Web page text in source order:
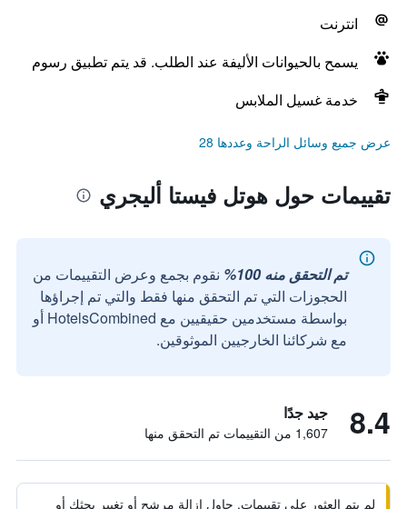
انترنت
يسمح بالحيوانات الأليفة عند الطلب. قد يتم تطبيق رسوم
خدمة غسيل الملابس
عرض جميع وسائل الراحة وعددها 28
تقييمات حول هوتل فيستا أليجري
تم التحقق منه 100%
نقوم بجمع وعرض التقييمات من
الحجوزات التي تم التحقق منها فقط والتي تم إجراؤها
بواسطة مستخدمين حقيقيين مع HotelsCombined أو
مع شركائنا الخارجيين الموثوقين.
8.4 جيد جدًا
1,607 من التقييمات تم التحقق منها
لم يتم العثور على تقييمات. حاول إزالة مرشح أو تغيير بحثك أو